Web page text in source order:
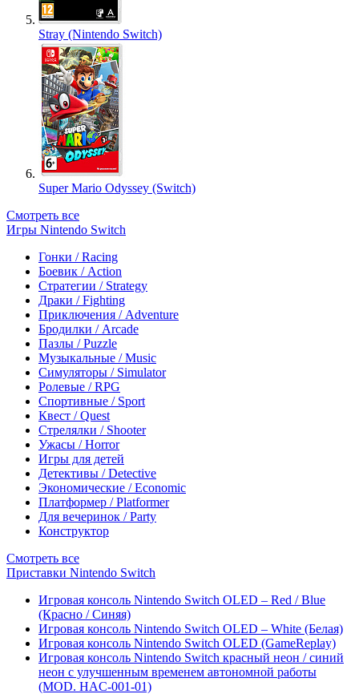
Stray (Nintendo Switch)
Super Mario Odyssey (Switch)
Смотреть все
Игры Nintendo Switch
Гонки / Racing
Боевик / Action
Стратегии / Strategy
Драки / Fighting
Приключения / Adventure
Бродилки / Arcade
Пазлы / Puzzle
Музыкальные / Music
Симуляторы / Simulator
Ролевые / RPG
Спортивные / Sport
Квест / Quest
Стрелялки / Shooter
Ужасы / Horror
Игры для детей
Детективы / Detective
Экономические / Economic
Платформер / Platformer
Для вечеринок / Party
Конструктор
Смотреть все
Приставки Nintendo Switch
Игровая консоль Nintendo Switch OLED – Red / Blue
(Красно / Синяя)
Игровая консоль Nintendo Switch OLED – White (Белая)
Игровая консоль Nintendo Switch OLED (GameReplay)
Игровая консоль Nintendo Switch красный неон / синий
неон с улучшенным временем автономной работы
(MOD. HAC-001-01)